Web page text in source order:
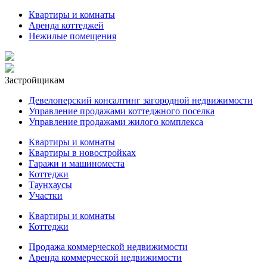
Квартиры и комнаты
Аренда коттеджей
Нежилые помещения
Застройщикам
Девелоперский консалтинг загородной недвижимости
Управление продажами коттеджного поселка
Управление продажами жилого комплекса
Квартиры и комнаты
Квартиры в новостройках
Гаражи и машиноместа
Коттеджи
Таунхаусы
Участки
Квартиры и комнаты
Коттеджи
Продажа коммерческой недвижимости
Аренда коммерческой недвижимости